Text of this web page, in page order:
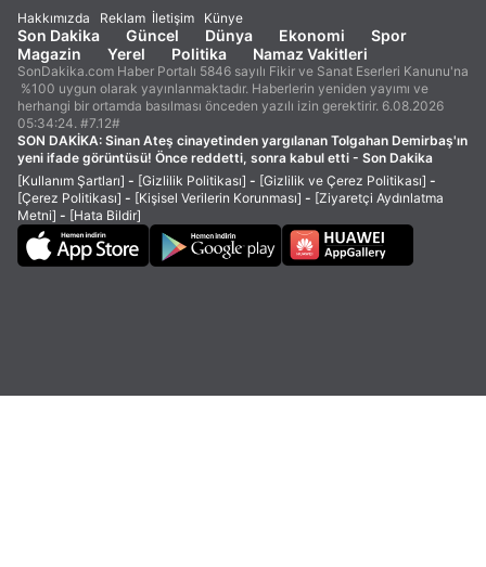
Hakkımızda Reklam İletişim Künye
Son Dakika Güncel Dünya Ekonomi
Spor
Magazin
Yerel Politika Namaz Vakitleri
SonDakika.com Haber Portalı 5846 sayılı Fikir ve Sanat Eserleri Kanunu'na
%100 uygun olarak yayınlanmaktadır. Haberlerin yeniden yayımı ve
herhangi bir ortamda basılması önceden yazılı izin gerektirir. 6.08.2026
05:34:24. #7.12#
SON DAKİKA: Sinan Ateş cinayetinden yargılanan Tolgahan Demirbaş'ın
yeni ifade görüntüsü! Önce reddetti, sonra kabul etti - Son Dakika
[Kullanım Şartları] - [Gizlilik Politikası] - [Gizlilik ve Çerez Politikası] -
[Çerez Politikası] - [Kişisel Verilerin Korunması] - [Ziyaretçi Aydınlatma
Metni] - [Hata Bildir]